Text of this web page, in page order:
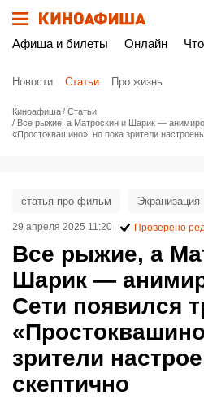
Афиша и билеты Онлайн
Новости Статьи Про жизнь
Киноафиша
Статьи
Все рыжие, а Матроскин и Шарик —
«Простоквашино», но пока зрители
Все рыжие, а
Шарик —
Сети появился
зрители
скептично
статья про фильм Экранизация
29 апреля 2025 11:20 Проверено